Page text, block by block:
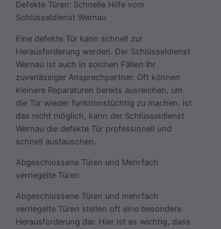
Defekte Türen: Schnelle Hilfe vom
Schlüsseldienst Wernau
Eine defekte Tür kann schnell zur
Herausforderung werden. Der Schlüsseldienst
Wernau ist auch in solchen Fällen Ihr
zuverlässiger Ansprechpartner. Oft können
kleinere Reparaturen bereits ausreichen, um
die Tür wieder funktionstüchtig zu machen. Ist
das nicht möglich, kann der Schlüsseldienst
Wernau die defekte Tür professionell und
schnell austauschen.
Abgeschlossene Türen und Mehrfach
verriegelte Türen
Abgeschlossene Türen und mehrfach
verriegelte Türen stellen oft eine besondere
Herausforderung dar. Hier ist es wichtig, dass